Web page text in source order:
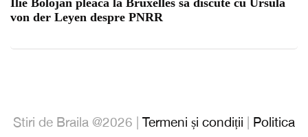
Ilie Bolojan pleacă la Bruxelles să discute cu Ursula
von der Leyen despre PNRR
Stiri de Braila @2026 | Termeni și condiții Politica